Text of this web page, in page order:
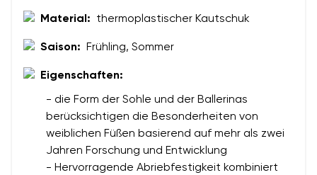
Material: thermoplastischer Kautschuk
Saison: Frühling, Sommer
Eigenschaften:
- die Form der Sohle und der Ballerinas
berücksichtigen die Besonderheiten von
weiblichen Füßen basierend auf mehr als zwei
Jahren Forschung und Entwicklung
- Hervorragende Abriebfestigkeit kombiniert